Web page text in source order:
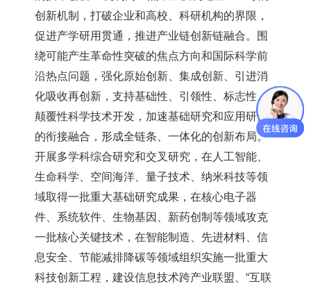
创新机制，打破企业和高校、科研机构的界限，
促进产学研用贯通，推进产业链创新链融合。围
绕可能产生革命性突破的焦点方向和国际科学前
沿热点问题，强化原始创新、集成创新、引进消
化吸收再创新，支持基础性、引领性、标志性、
颠覆性科学技术开发，加速基础研究和应用研究
的衔接融合，形成全链条、一体化的创新布局。
开展多学科综合研究和交叉研究，在人工智能、
生命科学、空间海洋、量子技术、纳米科技等领
域取得一批重大基础研究成果，在核心电子器
件、系统软件、生物基因、新药创制等领域攻克
一批核心关键技术，在智能制造、先进材料、信
息安全、节能减排降碳等领域组织实施一批重大
科技创新工程，建设信息技术跨产业联盟、“互联